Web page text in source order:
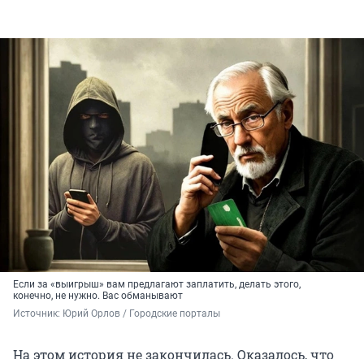
Если за «выигрыш» вам предлагают заплатить, делать этого,
конечно, не нужно. Вас обманывают
Источник: Юрий Орлов / Городские порталы
На этом история не закончилась. Оказалось, что